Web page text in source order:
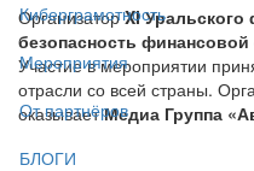
Киберграмотность
Мероприятия
От партнёров
БЛОГИ
ОрганизаторXI
безопасность
Участие в мероприятии
отрасли со всей страны.
оказываетМедиа Группа